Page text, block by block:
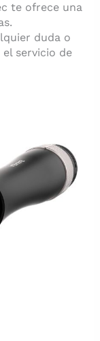
te ofrece una
duda o
servicio de